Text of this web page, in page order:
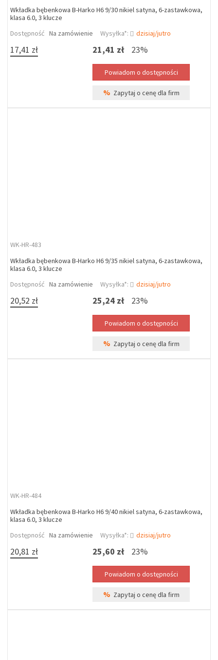
Wkładka bębenkowa B-Harko H6 9/30 nikiel satyna, 6-zastawkowa,
klasa 6.0, 3 klucze
Dostępność Na zamówienie Wysyłka*: dzisiaj/jutro
17,41 zł 21,41 zł 23%
% Zapytaj o cenę dla firm
WK-HR-483
Wkładka bębenkowa B-Harko H6 9/35 nikiel satyna, 6-zastawkowa,
klasa 6.0, 3 klucze
Dostępność Na zamówienie Wysyłka*: dzisiaj/jutro
20,52 zł 25,24 zł 23%
% Zapytaj o cenę dla firm
WK-HR-484
Wkładka bębenkowa B-Harko H6 9/40 nikiel satyna, 6-zastawkowa,
klasa 6.0, 3 klucze
Dostępność Na zamówienie Wysyłka*: dzisiaj/jutro
20,81 zł 25,60 zł 23%
% Zapytaj o cenę dla firm